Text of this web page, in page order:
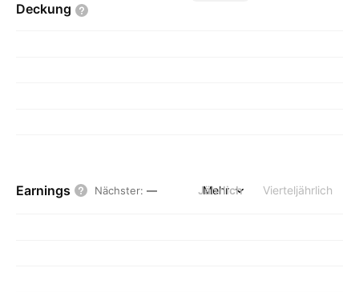
Deckung
Earnings Nächster: — Jährlich Vierteljährlich
Mehr